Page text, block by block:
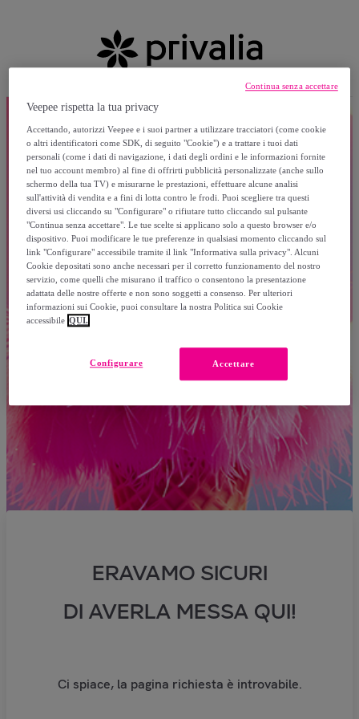
ERAVAMO SICURI
DI AVERLA MESSA QUI!
Ci spiace, la pagina richiesta è introvabile.
Veepee rispetta la tua privacy
Accettando, autorizzi Veepee e i suoi partner a utilizzare tracciatori (come cookie
o altri identificatori come SDK, di seguito "Cookie") e a trattare i tuoi dati
personali (come i dati di navigazione, i dati degli ordini e le informazioni fornite
nel tuo account membro) al fine di offrirti pubblicità personalizzate (anche sullo
schermo della tua TV) e misurarne le prestazioni, effettuare alcune analisi
sull'attività di vendita e a fini di lotta contro le frodi. Puoi scegliere tra questi
diversi usi cliccando su "Configurare" o rifiutare tutto cliccando sul pulsante
"Continua senza accettare". Le tue scelte si applicano solo a questo browser e/o
dispositivo. Puoi modificare le tue preferenze in qualsiasi momento cliccando sul
link "Configurare" accessibile tramite il link "Informativa sulla privacy". Alcuni
Cookie depositati sono anche necessari per il corretto funzionamento del nostro
servizio, come quelli che misurano il traffico o consentono la presentazione
adattata delle nostre offerte e non sono soggetti a consenso. Per ulteriori
informazioni sui Cookie, puoi consultare la nostra Politica sui Cookie
accessibile QUI.
Accettare
Configurare
Continua senza accettare